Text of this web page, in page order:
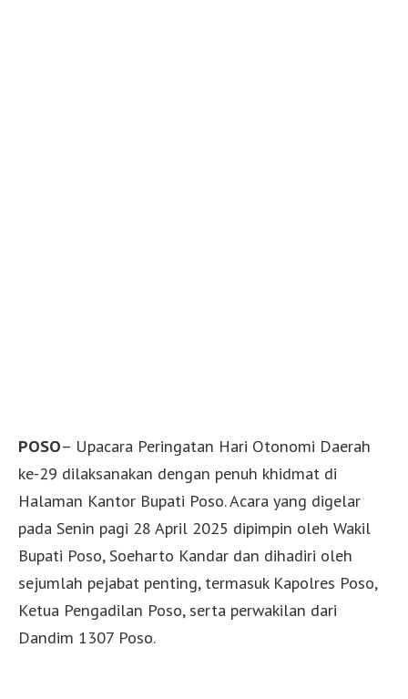
POSO– Upacara Peringatan Hari Otonomi Daerah
ke-29 dilaksanakan dengan penuh khidmat di
Halaman Kantor Bupati Poso. Acara yang digelar
pada Senin pagi 28 April 2025 dipimpin oleh Wakil
Bupati Poso, Soeharto Kandar dan dihadiri oleh
sejumlah pejabat penting, termasuk Kapolres Poso,
Ketua Pengadilan Poso, serta perwakilan dari
Dandim 1307 Poso.